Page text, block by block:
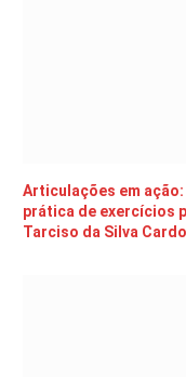
Articulações em
prática de exercícios
Tarciso da Silva